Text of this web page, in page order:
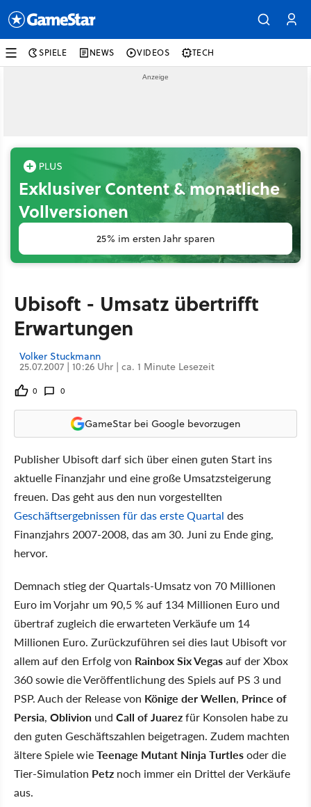
SPIELE NEWS VIDEOS TECH
Exklusiver Content & monatliche
Vollversionen
25% im ersten Jahr sparen
Ubisoft - Umsatz übertrifft
Erwartungen
Volker Stuckmann
25.07.2007 | 10:26 Uhr | ca. 1 Minute Lesezeit
0 0
GameStar bei Google bevorzugen
Publisher Ubisoft darf sich über einen guten Start ins
aktuelle Finanzjahr und eine große Umsatzsteigerung
freuen. Das geht aus den nun vorgestellten
Geschäftsergebnissen für das erste Quartal des
Finanzjahrs 2007-2008, das am 30. Juni zu Ende ging,
hervor.
Demnach stieg der Quartals-Umsatz von 70 Millionen
Euro im Vorjahr um 90,5 % auf 134 Millionen Euro und
übertraf zugleich die erwarteten Verkäufe um 14
Millionen Euro. Zurückzuführen sei dies laut Ubisoft vor
allem auf den Erfolg von Rainbox Six Vegasauf der Xbox
360 sowie die Veröffentlichung des Spiels auf PS 3 und
PSP. Auch der Release von Könige der Wellen, Prince of
Persia, Oblivion und Call of Juarezfür Konsolen habe zu
den guten Geschäftszahlen beigetragen. Zudem machten
ältere Spiele wieTeenage Mutant Ninja Turtlesoder die
Tier-Simulation Petz noch immer ein Drittel der Verkäufe
aus.